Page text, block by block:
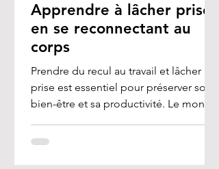
Apprendre à lâcher prise
en se reconnectant au
corps
Prendre du recul au travail et lâcher
prise est essentiel pour préserver son
bien-être et sa productivité. Le monde